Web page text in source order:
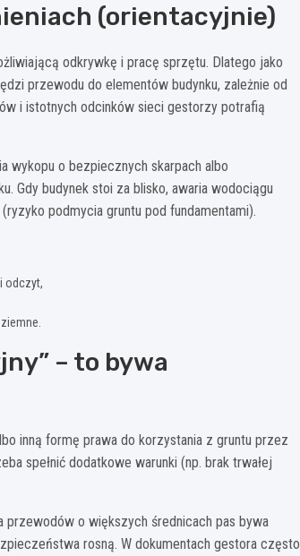
(orientacyjnie)
odkrywkę i pracę sprzętu. Dlatego jako
przewodu do elementów budynku, zależnie od
i istotnych odcinków sieci gestorzy potrafią
wykopu o bezpiecznych skarpach albo
Gdy budynek stoi za blisko, awaria wodociągu
podmycia gruntu pod fundamentami).
odczyt,
– to bywa
inną formę prawa do korzystania z gruntu przez
spełnić dodatkowe warunki (np. brak trwałej
przewodów o większych średnicach pas bywa
rosną. W dokumentach gestora często